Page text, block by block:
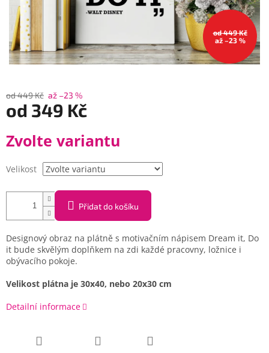
od 449 Kč
až –23 %
od 449 Kč až –23 %
od 349 Kč
cena:
Zvolte variantu
Velikost
Přidat do košíku
Designový obraz na plátně s motivačním nápisem Dream it, Do
it bude skvělým doplňkem na zdi každé pracovny, ložnice i
obývacího pokoje.
Velikost plátna je 30x40, nebo 20x30 cm
Detailní informace